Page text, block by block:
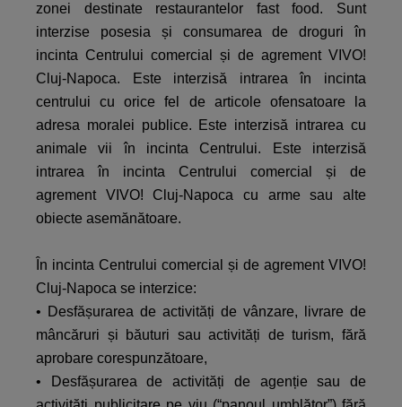
zonei destinate restaurantelor fast food. Sunt
interzise posesia și consumarea de droguri în
incinta Centrului comercial și de agrement VIVO!
Cluj-Napoca. Este interzisă intrarea în incinta
centrului cu orice fel de articole ofensatoare la
adresa moralei publice. Este interzisă intrarea cu
animale vii în incinta Centrului. Este interzisă
intrarea în incinta Centrului comercial și de
agrement VIVO! Cluj-Napoca cu arme sau alte
obiecte asemănătoare.
În incinta Centrului comercial și de agrement VIVO!
Cluj-Napoca se interzice:
• Desfășurarea de activități de vânzare, livrare de
mâncăruri și băuturi sau activități de turism, fără
aprobare corespunzătoare,
• Desfășurarea de activități de agenție sau de